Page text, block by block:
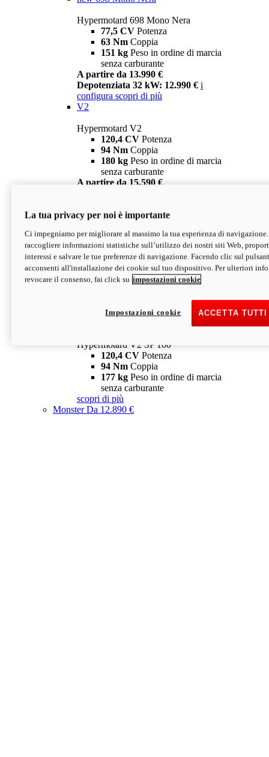
Hypermotard 698 Mono Nera
77,5 CV Potenza
63 Nm Coppia
151 kg Peso in ordine di marcia
senza carburante
A partire da 13.990 €
Depotenziata 32 kW: 12.990 € i
configura scopri di più
V2
Hypermotard V2
120,4 CV Potenza
94 Nm Coppia
180 kg Peso in ordine di marcia
senza carburante
A partire da 15.590 €
V2 SP
Hypermotard V2 SP
120,4 CVPotenza
94 NmCoppia
177 kgPeso in ordine di marcia
senza carburante
Depotenziata 35 kW: 18.890 € i
configura scopri di più
Hypermotard V2 SP 100
120,4 CV Potenza
94 Nm Coppia
177 kg Peso in ordine di marcia
senza carburante
scopri di più
MonsterDa 12.890 €
La tua privacy per noi è importante
Ci impegniamo per migliorare al massimo la tua esperienza di
raccogliere informazioni statistiche sull’utilizzo dei nostri siti Web,
interessi e salvare le tue preferenze di navigazione. Facendo clic sul
acconsenti all'installazione dei cookie sul tuo dispositivo. Per ulteriori
revocare il consenso, fai click su impostazioni cookie
ACCETTA
Impostazioni cookie